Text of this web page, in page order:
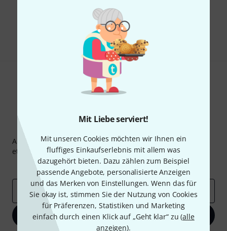
Mit Liebe serviert!
Mit unseren Cookies möchten wir Ihnen ein
fluffiges Einkaufserlebnis mit allem was
dazugehört bieten. Dazu zählen zum Beispiel
passende Angebote, personalisierte Anzeigen
und das Merken von Einstellungen. Wenn das für
Sie okay ist, stimmen Sie der Nutzung von Cookies
für Präferenzen, Statistiken und Marketing
einfach durch einen Klick auf „Geht klar“ zu (alle
anzeigen).
Gefällt Ihnen, was Sie sehen?
Hilfe & Feedback
Abonniere den Thomann Newsletter und gewinne mit
etwas Glück einen von50 Gutscheinenüber jeweils
Inspirierende Beiträge
Deals Thomann Insights
E-Mail-Adresse*
Jetzt anmelden